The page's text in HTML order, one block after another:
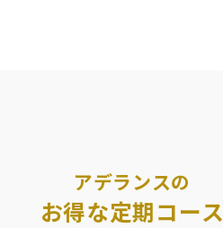
アデランスの
お得な定期コース